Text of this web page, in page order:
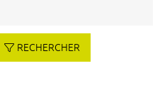
RECHERCHER